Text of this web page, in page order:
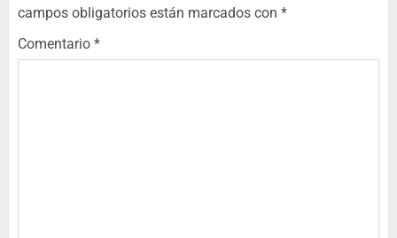
campos obligatorios están marcados con *
Comentario *